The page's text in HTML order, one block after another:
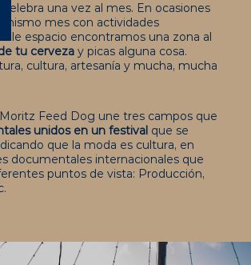
una vez al mes. En ocasiones
mismo mes con actividades
espacio encontramos una zona al
tu cerveza y picas alguna cosa.
cultura, artesanía y mucha, mucha
Feed Dog une tres campos que
unidos en un festival que se
que la moda es cultura, en
documentales internacionales que
puntos de vista: Producción,